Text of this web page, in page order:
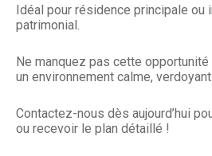
Idéal pour résidence principale ou
patrimonial.
Ne manquez pas cette
un environnement calme,
Contactez-nous dès aujourd’hui
ou recevoir le plan détaillé !